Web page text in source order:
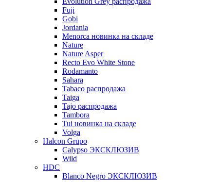
Fuji
Gobi
Jordania
Menorca новинка на складе
Nature
Nature Asper
Recto Evo White Stone
Rodamanto
Sahara
Tabaco распродажа
Taiga
Tajo распродажа
Tambora
Tui новинка на складе
Volga
Halcon Grupo
Calypso ЭКСКЛЮЗИВ
Wild
HDC
Blanco Negro ЭКСКЛЮЗИВ